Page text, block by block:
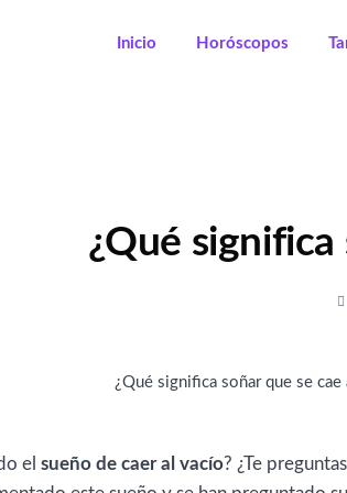
Inicio Horóscopos
¿Qué significa
elsueño de caer al vacío? ¿Te